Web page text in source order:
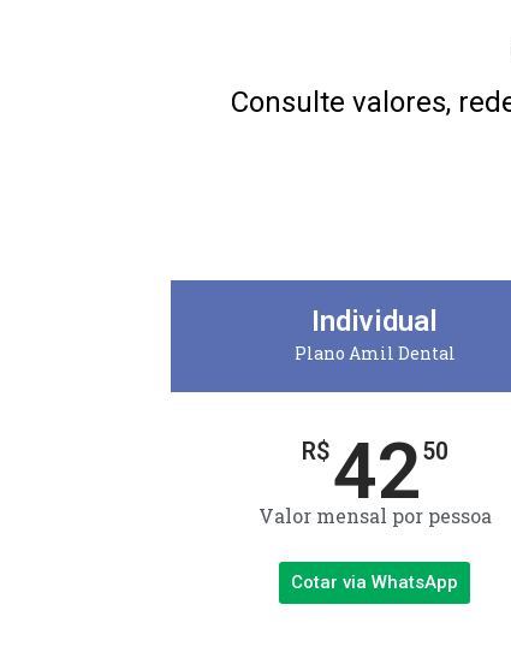
Consulte valores,
Individual
Plano Amil Dental
R$4250
Valor mensal por pessoa
Cotar via WhatsApp